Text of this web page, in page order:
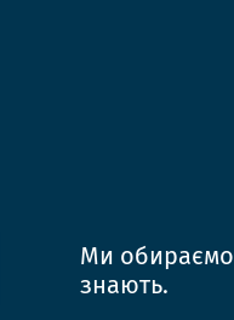
Ми обираємо
знають.